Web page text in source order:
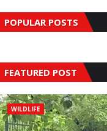
POPULAR POSTS
FEATURED POST
WILDLIFE